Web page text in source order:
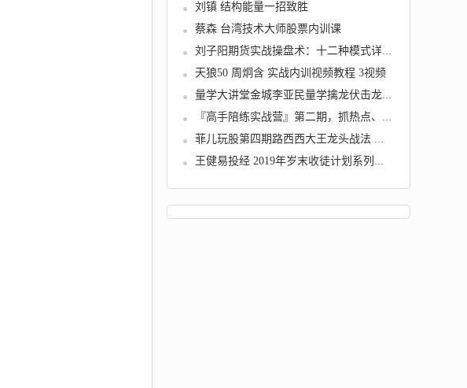
刘镇 结构能量一招致胜
蔡森 台湾技术大师股票内训课
刘子阳期货实战操盘术：十二种模式详解——顶...
天狼50 周炯含 实战内训视频教程 3视频
量学大讲堂金城李亚民量学擒龙伏击龙头第37期...
『高手陪练实战营』第二期，抓热点、解大势、...
菲儿玩股第四期路西西大王龙头战法 用最实战的...
王健易投经 2019年岁末收徒计划系列课5讲